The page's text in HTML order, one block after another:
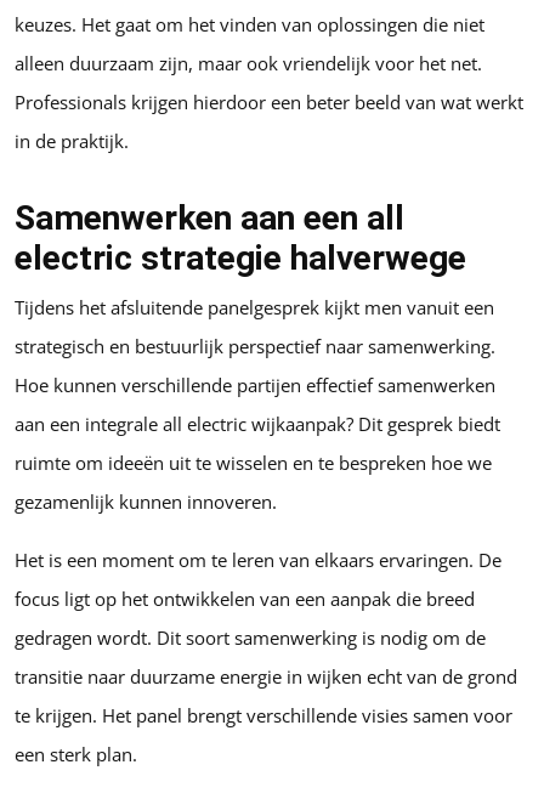
keuzes. Het gaat om het vinden van oplossingen die niet
alleen duurzaam zijn, maar ook vriendelijk voor het net.
Professionals krijgen hierdoor een beter beeld van wat werkt
in de praktijk.
Samenwerken aan een all
electric strategie halverwege
Tijdens het afsluitende panelgesprek kijkt men vanuit een
strategisch en bestuurlijk perspectief naar samenwerking.
Hoe kunnen verschillende partijen effectief samenwerken
aan een integrale all electric wijkaanpak? Dit gesprek biedt
ruimte om ideeën uit te wisselen en te bespreken hoe we
gezamenlijk kunnen innoveren.
Het is een moment om te leren van elkaars ervaringen. De
focus ligt op het ontwikkelen van een aanpak die breed
gedragen wordt. Dit soort samenwerking is nodig om de
transitie naar duurzame energie in wijken echt van de grond
te krijgen. Het panel brengt verschillende visies samen voor
een sterk plan.